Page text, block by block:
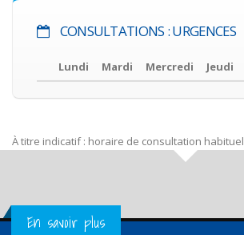
CONSULTATIONS : URGENCES
Lundi Mardi Mercredi Jeudi
À titre indicatif : horaire de consultation habituel
Get in Touch
En savoir plus